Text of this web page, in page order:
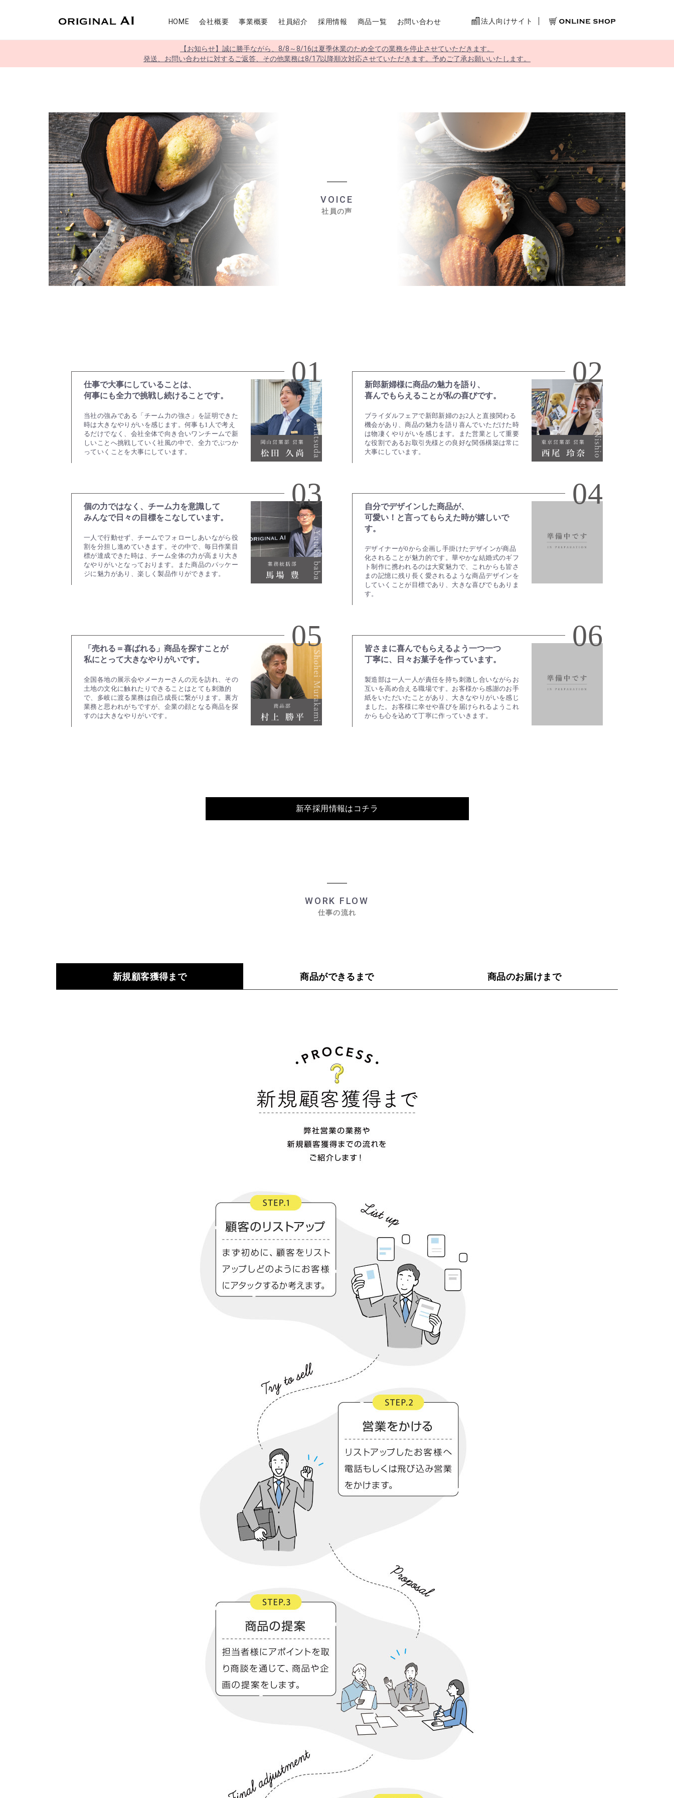
HOME 会社概要 事業概要 社員紹介 採用情報 商品一覧 お問い合わせ 法人向けサイト
【お知らせ】誠に勝手ながら、8/8～8/16は夏季休業のため全ての業務を停止させていただきます。
発送、お問い合わせに対するご返答、その他業務は8/17以降順次対応させていただきます。予めご了承お願いいたします。
VOICE
社員の声
01
仕事で大事にしていることは、
何事にも全力で挑戦し続けることです。
当社の強みである「チーム力の強さ」を証明できた
時は大きなやりがいを感じます。何事も1人で考え
るだけでなく、会社全体で向き合いワンチームで新
しいことへ挑戦していく社風の中で、全力でぶつか
っていくことを大事にしています。
02
新郎新婦様に商品の魅力を語り、
喜んでもらえることが私の喜びです。
ブライダルフェアで新郎新婦のお2人と直接関わる
機会があり、商品の魅力を語り喜んでいただけた時
は物凄くやりがいを感じます。また営業として重要
な役割であるお取引先様との良好な関係構築は常に
大事にしています。
03
個の力ではなく、チーム力を意識して
みんなで日々の目標をこなしています。
一人で行動せず、チームでフォローしあいながら役
割を分担し進めていきます。その中で、毎日作業目
標が達成できた時は、チーム全体の力が高まり大き
なやりがいとなっております。また商品のパッケー
ジに魅力があり、楽しく製品作りができます。
04
自分でデザインした商品が、
可愛い！と言ってもらえた時が嬉しいで
す。
デザイナーが0から企画し手掛けたデザインが商品
化されることが魅力的です。華やかな結婚式のギフ
ト制作に携われるのは大変魅力で、これからも皆さ
まの記憶に残り長く愛されるような商品デザインを
していくことが目標であり、大きな喜びでもありま
す。
05
「売れる＝喜ばれる」商品を探すことが
私にとって大きなやりがいです。
全国各地の展示会やメーカーさんの元を訪れ、その
土地の文化に触れたりできることはとても刺激的
で、多岐に渡る業務は自己成長に繋がります。裏方
業務と思われがちですが、企業の顔となる商品を探
すのは大きなやりがいです。
06
皆さまに喜んでもらえるよう一つ一つ
丁寧に、日々お菓子を作っています。
製造部は一人一人が責任を持ち刺激し合いながらお
互いを高め合える職場です。お客様から感謝のお手
紙をいただいたことがあり、大きなやりがいを感じ
ました。お客様に幸せや喜びを届けられるようこれ
からも心を込めて丁寧に作っていきます。
新卒採用情報はコチラ
WORK FLOW
仕事の流れ
新規顧客獲得まで 商品ができるまで 商品のお届けまで